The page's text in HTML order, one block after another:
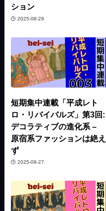
ション
2025-08-29
短期集中連載「平成レト
ロ・リバイバルズ」第3回:
デコラティブの進化系 –
原宿系ファッションは絶え
ず
2025-08-27